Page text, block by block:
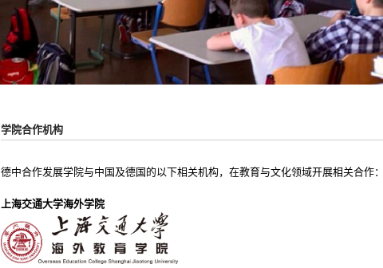
学院合作机构
德中合作发展学院与中国及德国的以下相关机构，在教育与文化领域开展相关合作
上海交通大学海外学院